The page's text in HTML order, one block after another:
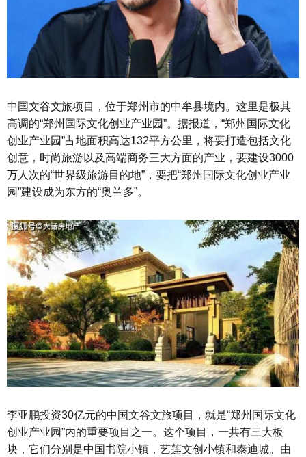
中国文谷文旅项目，位于郑州市的中牟县境内。这里是极其
高调的“郑州国际文化创业产业园”。据报道，“郑州国际文化
创业产业园”占地面积高达132平方公里，将要打造包括文化
创意，时尚旅游以及高端商务三大方面的产业，要建设3000
万人次的“世界级旅游目的地”，要把“郑州国际文化创业产业
园”建设成为东方的“奥兰多”。
李亚鹏投资30亿元的中国文谷文旅项目，就是“郑州国际文化
创业产业园”内的重要项目之一。这个项目，一共有三大板
块，它们分别是中国书院小镇，艺莲文创小镇和泰迪城。由